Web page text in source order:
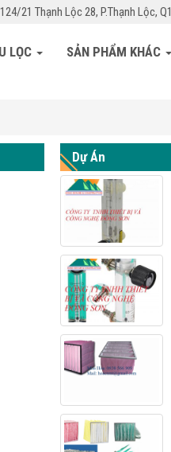
21 Thạnh Lộc 28, P.Thạnh Lộc,
LỌC SẢN PHẨM KHÁC
Dự Án